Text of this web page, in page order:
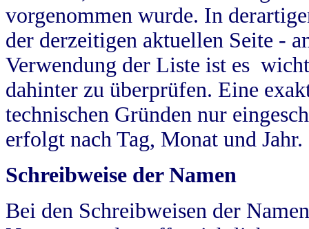
vorgenommen wurde. In
der derzeitigen aktuellen Seite -
Verwendung der Liste ist es
dahinter zu überprüfen. Eine
technischen Gründen nur
erfolgt nach Tag, Monat und Jahr.
Schreibweise der Namen
Bei den Schreibweisen der